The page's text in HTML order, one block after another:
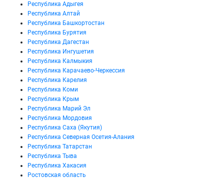
Республика Адыгея
Республика Алтай
Республика Башкортостан
Республика Бурятия
Республика Дагестан
Республика Ингушетия
Республика Калмыкия
Республика Карачаево-Черкессия
Республика Карелия
Республика Коми
Республика Крым
Республика Марий Эл
Республика Мордовия
Республика Саха (Якутия)
Республика Северная Осетия-Алания
Республика Татарстан
Республика Тыва
Республика Хакасия
Ростовская область